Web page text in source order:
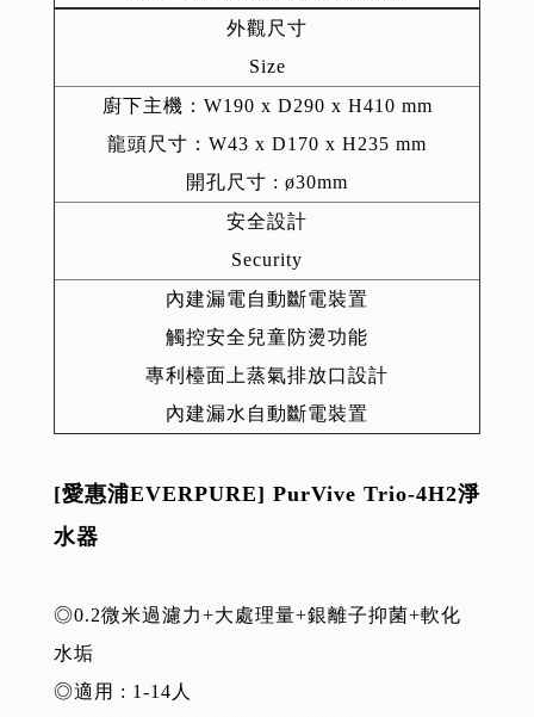
外觀尺寸
Size
廚下主機：W190 x D290 x H410 mm
龍頭尺寸：W43 x D170 x H235 mm
開孔尺寸 : ø30mm
安全設計
Security
內建漏電自動斷電裝置
觸控安全兒童防燙功能
專利檯面上蒸氣排放口設計
內建漏水自動斷電裝置
[愛惠浦EVERPURE] PurVive Trio-4H2淨
水器
◎0.2微米過濾力+大處理量+銀離子抑菌+軟化
水垢
◎適用 : 1-14人